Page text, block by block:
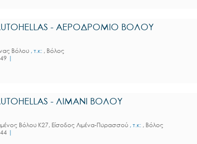
- ΑΕΡΟΔΡΟΜΙΟ ΒΟΛΟΥ
Βόλου , τ.κ: , Βόλος
|
- ΛΙΜΑΝΙ ΒΟΛΟΥ
Βόλου Κ27, Είσοδος Λιμένα-Πυρασσού , τ.κ: , Βόλος
|